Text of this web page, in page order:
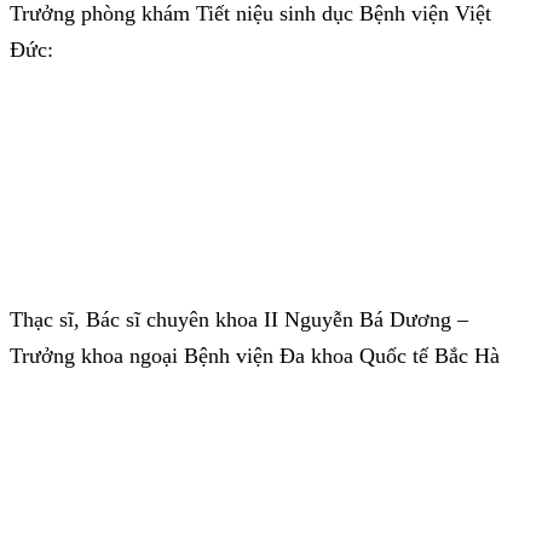
Trưởng phòng khám Tiết niệu sinh dục Bệnh viện Việt
Đức:
Thạc sĩ, Bác sĩ chuyên khoa II Nguyễn Bá Dương –
Trưởng khoa ngoại Bệnh viện Đa khoa Quốc tế Bắc Hà